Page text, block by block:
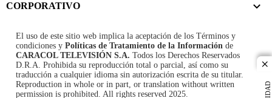
CORPORATIVO
El uso de este sitio web implica la aceptación de los Términos y
condiciones y Políticas de Tratamiento de la Información de
CARACOL TELEVISIÓN S.A. Todos los Derechos Reservados
D.R.A. Prohibida su reproducción total o parcial, así como su
traducción a cualquier idioma sin autorización escrita de su titular.
Reproduction in whole or in part, or translation without written
permission is prohibited. All rights reserved 2025.